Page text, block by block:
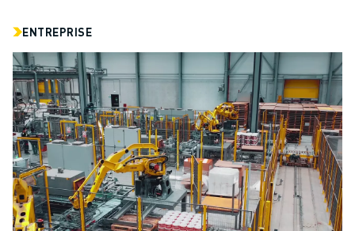
IMPRESSION
ENTREPRISE